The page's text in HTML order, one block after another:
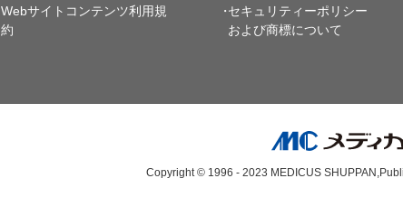
Webサイトコンテンツ利用規
約
セキュリティーポリシー
および商標について
Copyright © 1996 - 2023 MEDICUS